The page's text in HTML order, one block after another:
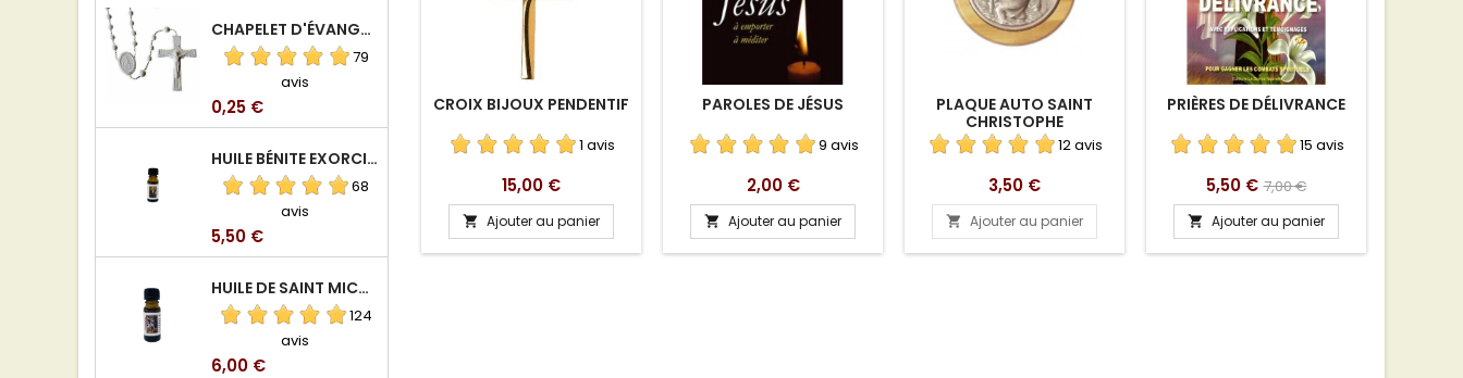
CHAPELET D'ÉVANGÉLISATION
79
avis
Prix
0,25 €
HUILE BÉNITE EXORCISÉE
68
avis
Prix
5,50 €
HUILE DE SAINT MICHEL ARCHANGE
124
avis
Prix
6,00 €
CROIX BIJOUX PENDENTIF
1 avis
Prix
15,00 €
 Ajouter au panier
PAROLES DE JÉSUS
9 avis
Prix
2,00 €
 Ajouter au panier
PLAQUE AUTO SAINT
CHRISTOPHE
12 avis
Prix
3,50 €
 Ajouter au panier
PRIÈRES DE DÉLIVRANCE
15 avis
Prix
5,50 € Prix
de
base
7,00 €
 Ajouter au panier